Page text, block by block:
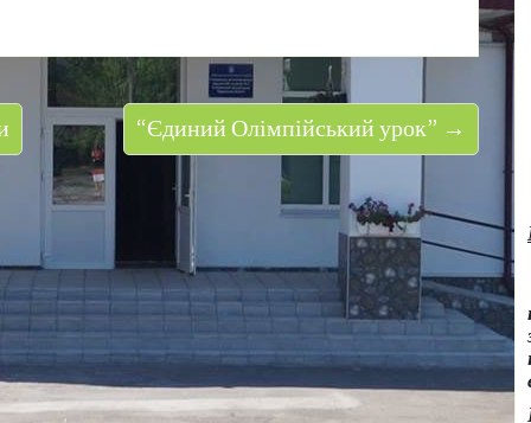
“Єдиний Олімпійський урок” →